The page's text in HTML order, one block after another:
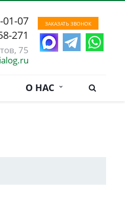
ЗАКАЗАТЬ ЗВОНОК
01-07
271
75
О НАС